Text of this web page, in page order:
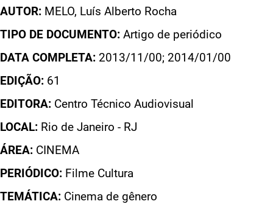
AUTOR: MELO, Luís Alberto Rocha
TIPO DE DOCUMENTO: Artigo de periódico
DATA COMPLETA: 2013/11/00; 2014/01/00
EDIÇÃO: 61
EDITORA: Centro Técnico Audiovisual
LOCAL: Rio de Janeiro - RJ
ÁREA: CINEMA
PERIÓDICO: Filme Cultura
TEMÁTICA: Cinema de gênero